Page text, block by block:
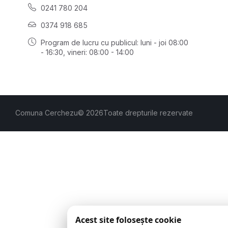
0241 780 204
0374 918 685
Program de lucru cu publicul: luni - joi 08:00
- 16:30 , vineri: 08:00 - 14:00
Comuna Cerchezu© 2026Toate drepturile rezervate
Acest site folosește cookie